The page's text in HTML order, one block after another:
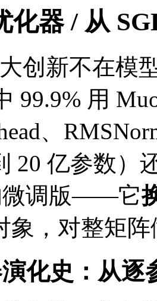
化器 / 从
创新不在模
99.9% 用
、
20 亿参数）
微调版——它
象，对整矩
演化史：从